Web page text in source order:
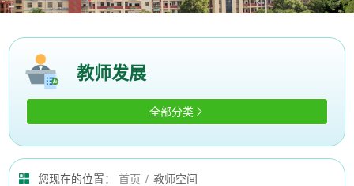
教师发展
全部分类 
您现在的位置： 首页 / 教师空间